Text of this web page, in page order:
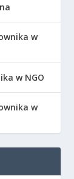
w
w NGO
w